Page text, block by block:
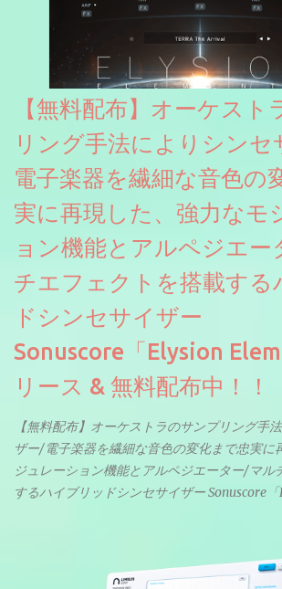
【無料配布】オーケスト
リング手法によりシン
電子楽器を繊細な音色の
実に再現した、強力なモ
ョン機能とアルペジエー
チエフェクトを搭載する
ドシンセサイザー
Sonuscore「Elysion
リース & 無料配布中！！
【無料配布】オーケストラのサンプリング手
ザー/電子楽器を繊細な音色の変化まで忠実に
ジュレーション機能とアルペジエーター/マル
するハイブリッドシンセサイザー Sonuscore
えるようになっています。総容量も7GBを超
より音色が作りこまれているため、あらかじ